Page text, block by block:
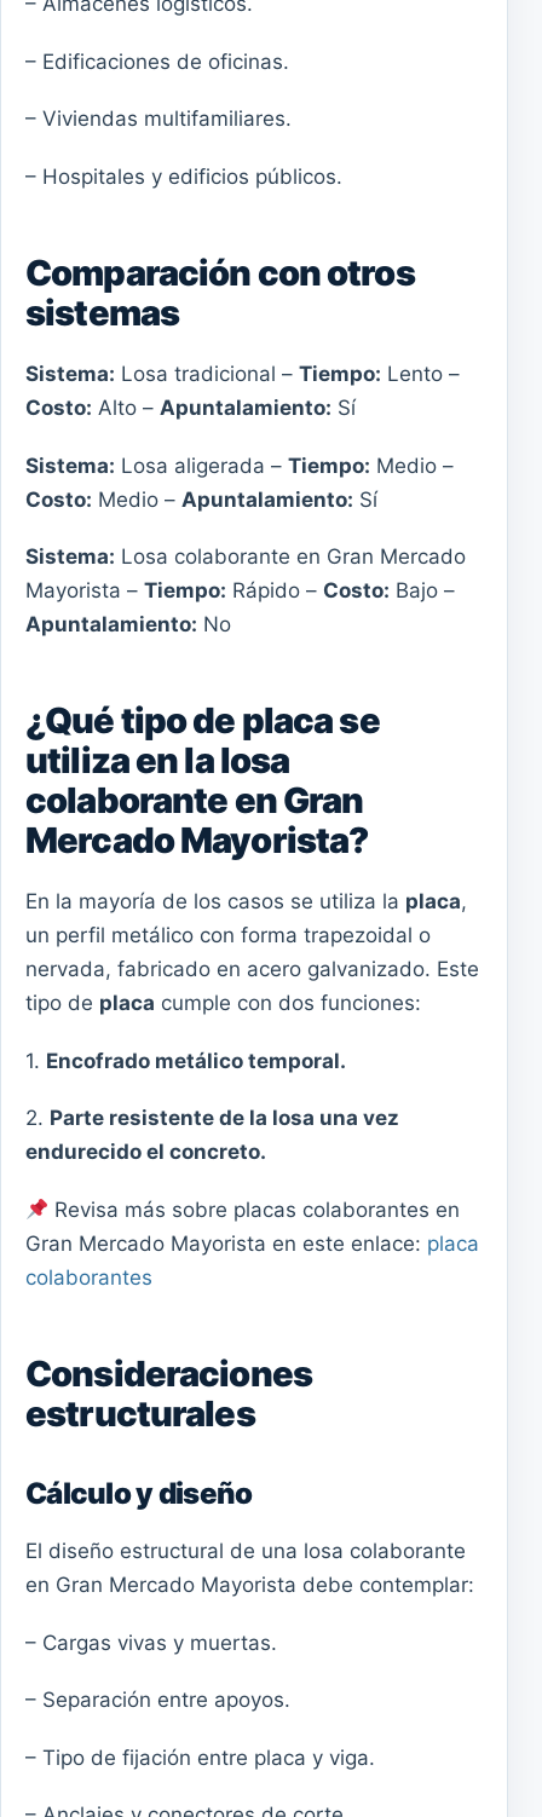
– Edificaciones de oficinas.
– Viviendas multifamiliares.
– Hospitales y edificios públicos.
Comparación con otros
sistemas
Sistema: Losa tradicional – Tiempo: Lento –
Costo: Alto – Apuntalamiento: Sí
Sistema: Losa aligerada – Tiempo: Medio –
Costo: Medio – Apuntalamiento: Sí
Sistema: Losa colaborante en Gran Mercado
Mayorista – Tiempo: Rápido – Costo: Bajo –
Apuntalamiento: No
¿Qué tipo de placa se
utiliza en la losa
colaborante en Gran
Mercado Mayorista?
En la mayoría de los casos se utiliza la placa,
un perfil metálico con forma trapezoidal o
nervada, fabricado en acero galvanizado. Este
tipo de placa cumple con dos funciones:
1. Encofrado metálico temporal.
2. Parte resistente de la losa una vez
endurecido el concreto.
Revisa más sobre placas colaborantes en
Gran Mercado Mayorista en este enlace: placa
colaborantes
Consideraciones
estructurales
Cálculo y diseño
El diseño estructural de una losa colaborante
en Gran Mercado Mayorista debe contemplar:
– Cargas vivas y muertas.
– Separación entre apoyos.
– Tipo de fijación entre placa y viga.